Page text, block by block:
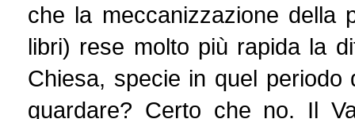
che la meccanizzazione della
libri) rese molto più rapida la
Chiesa, specie in quel
guardare? Certo che no. Il